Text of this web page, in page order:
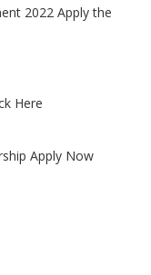
2022 Apply the
Here
Apply Now